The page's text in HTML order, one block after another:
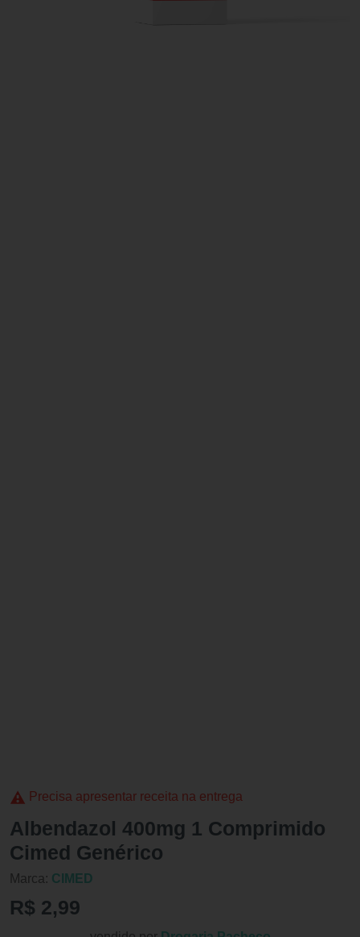
Precisa apresentar receita na entrega
Albendazol 400mg 1 Comprimido
Cimed Genérico
Marca: CIMED
R$ 2,99